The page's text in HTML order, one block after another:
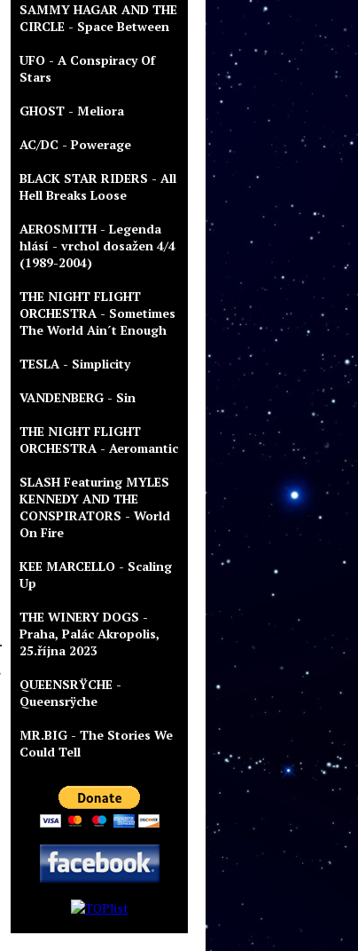
SAMMY HAGAR AND THE
CIRCLE - Space Between
UFO - A Conspiracy Of
Stars
GHOST - Meliora
AC/DC - Powerage
BLACK STAR RIDERS - All
Hell Breaks Loose
AEROSMITH - Legenda
hlásí - vrchol dosažen 4/4
(1989-2004)
THE NIGHT FLIGHT
ORCHESTRA - Sometimes
The World Ain´t Enough
TESLA - Simplicity
VANDENBERG - Sin
THE NIGHT FLIGHT
ORCHESTRA - Aeromantic
SLASH Featuring MYLES
KENNEDY AND THE
CONSPIRATORS - World
On Fire
KEE MARCELLO - Scaling
Up
THE WINERY DOGS -
Praha, Palác Akropolis,
25.října 2023
QUEENSRŸCHE -
Queensrÿche
MR.BIG - The Stories We
Could Tell